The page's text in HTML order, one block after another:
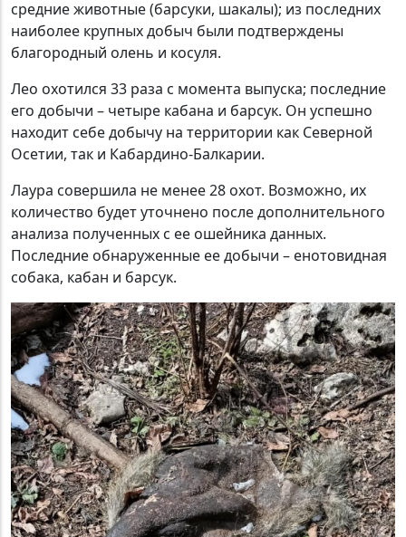
средние животные (барсуки, шакалы); из последних
наиболее крупных добыч были подтверждены
благородный олень и косуля.
Лео охотился 33 раза с момента выпуска; последние
его добычи – четыре кабана и барсук. Он успешно
находит себе добычу на территории как Северной
Осетии, так и Кабардино-Балкарии.
Лаура совершила не менее 28 охот. Возможно, их
количество будет уточнено после дополнительного
анализа полученных с ее ошейника данных.
Последние обнаруженные ее добычи – енотовидная
собака, кабан и барсук.